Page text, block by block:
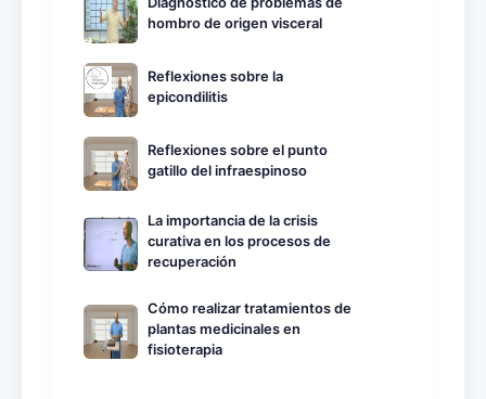
hombro de origen visceral
Reflexiones sobre la
epicondilitis
Reflexiones sobre el punto
gatillo del infraespinoso
La importancia de la crisis
curativa en los procesos de
recuperación
Cómo realizar tratamientos de
plantas medicinales en
fisioterapia